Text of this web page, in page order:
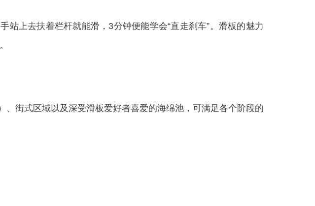
上去扶着栏杆就能滑，3分钟便能学会“直走刹车”。滑板的魅力
街式区域以及深受滑板爱好者喜爱的海绵池，可满足各个阶段的